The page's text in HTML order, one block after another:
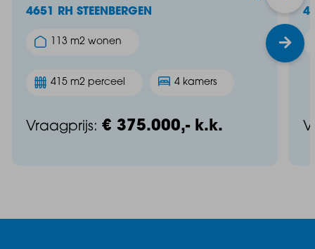
4651 RH STEENBERGEN
113 m2 wonen
415 m2 perceel 4 kamers
Vraagprijs: € 375.000,- k.k.